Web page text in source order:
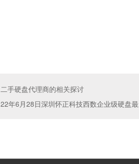
二手硬盘代理商的相关探讨
22年6月28日深圳怀正科技西数企业级硬盘